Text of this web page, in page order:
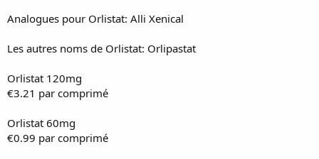
Analogues pour Orlistat: Alli Xenical
Les autres noms de Orlistat: Orlipastat
Orlistat 120mg
€3.21 par comprimé
Orlistat 60mg
€0.99 par comprimé